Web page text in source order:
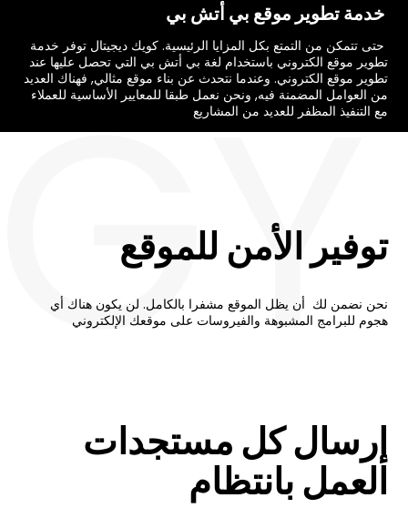
خدمة تطوير موقع بي أتش بي
حتى تتمكن من التمتع بكل المزايا الرئيسية. كويك ديجيتال توفر خدمة
تطوير موقع الكتروني باستخدام لغة بي أتش بي التي تحصل عليها عند
تطوير موقع الكتروني. وعندما نتحدث عن بناء موقع مثالي, فهناك العديد
من العوامل المضمنة فيه, ونحن نعمل طبقا للمعايير الأساسية للعملاء
مع التنفيذ المظفر للعديد من المشاريع
توفير الأمن للموقع
نحن نضمن لك أن يظل الموقع مشفرا بالكامل. لن يكون هناك أي
هجوم للبرامج المشبوهة والفيروسات على موقعك الإلكتروني
إرسال كل مستجدات
العمل بانتظام